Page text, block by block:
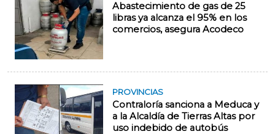
Abastecimiento de gas de 25
libras ya alcanza el 95% en los
comercios, asegura Acodeco
PROVINCIAS
Contraloría sanciona a Meduca y
a la Alcaldía de Tierras Altas por
uso indebido de autobús